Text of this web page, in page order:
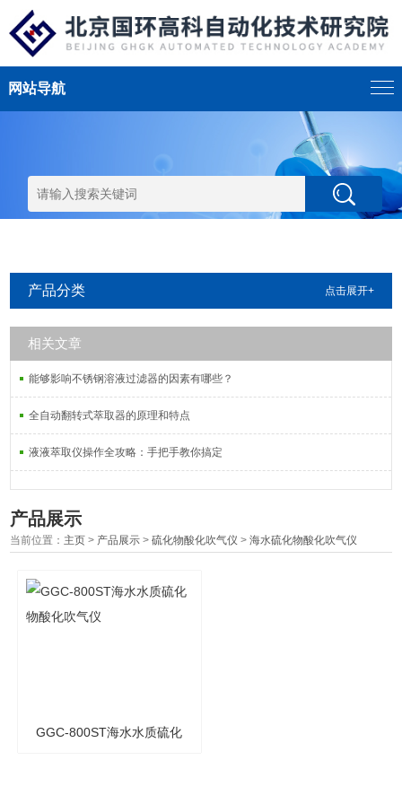
网站导航
产品分类 点击展开+
相关文章
能够影响不锈钢溶液过滤器的因素有哪些？
全自动翻转式萃取器的原理和特点
液液萃取仪操作全攻略：手把手教你搞定
产品展示
当前位置： 主页 > 产品展示 >硫化物酸化吹气仪 >海水硫化物酸化吹气仪
GGC-800ST海水水质硫化